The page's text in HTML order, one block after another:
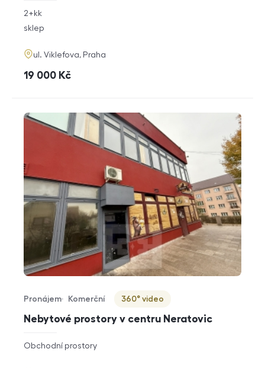
rozměry
dispozice
2+kk
funkce
sklep
adresa
ul. Viklefova, Praha
cena
19 000 Kč
Nebytové prostory v centru Neratovic
Typ nabídky
Pronájem
Typ nemovitosti
Komerční
Virtuální prohlídka
360° video
rozměry
dispozice
Obchodní prostory